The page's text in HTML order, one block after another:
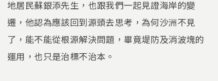
地居民蘇銀添先生，也跟我們一起見證海岸的變
遷，他認為應該回到源頭去思考，為何沙洲不見
了，能不能從根源解決問題，畢竟堤防及消波塊的
運用，也只是治標不治本。